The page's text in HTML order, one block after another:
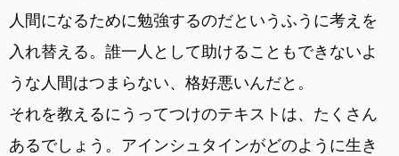
人間になるために勉強するのだというふうに考えを
入れ替える。誰一人として助けることもできないよ
うな人間はつまらない、格好悪いんだと。
それを教えるにうってつけのテキストは、たくさん
あるでしょう。アインシュタインがどのように生き